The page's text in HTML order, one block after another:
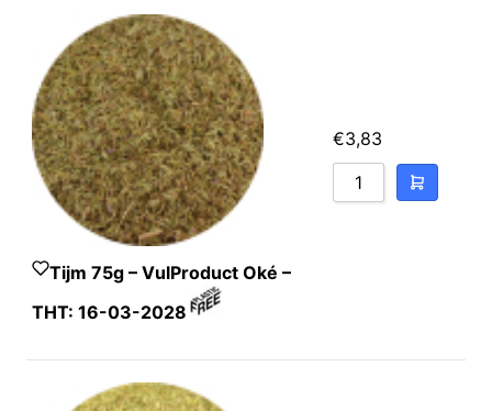
Tijm 75g – VulProduct Oké –
THT: 16-03-2028
€3,83